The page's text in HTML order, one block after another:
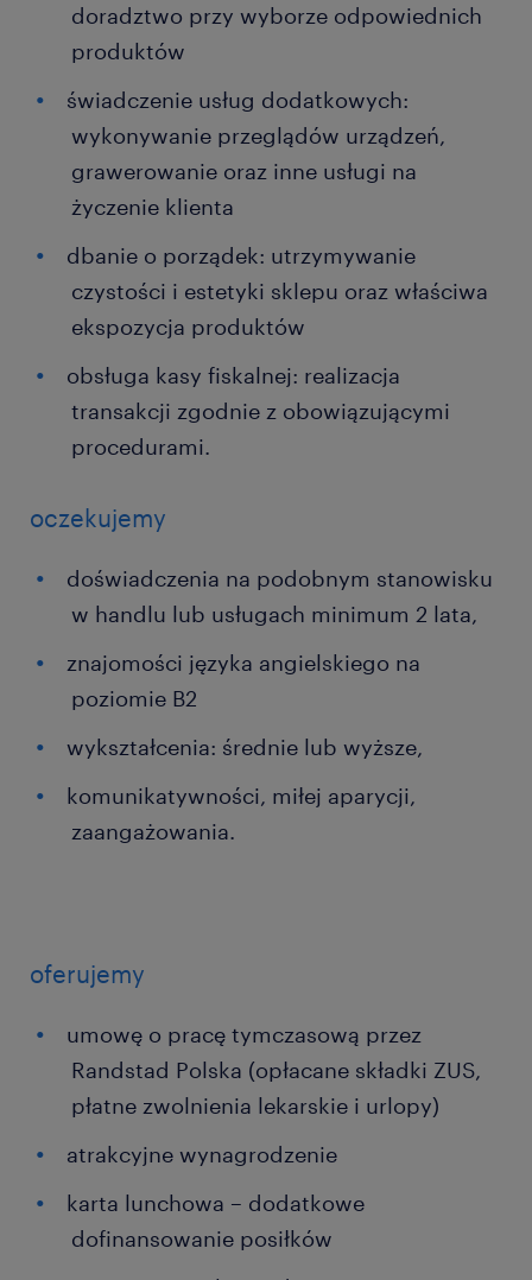
doradztwo przy wyborze odpowiednich
produktów
świadczenie usług dodatkowych:
wykonywanie przeglądów urządzeń,
grawerowanie oraz inne usługi na
życzenie klienta
dbanie o porządek: utrzymywanie
czystości i estetyki sklepu oraz właściwa
ekspozycja produktów
obsługa kasy fiskalnej: realizacja
transakcji zgodnie z obowiązującymi
procedurami.
oczekujemy
doświadczenia na podobnym stanowisku
w handlu lub usługach minimum 2 lata,
znajomości języka angielskiego na
poziomie B2
wykształcenia: średnie lub wyższe,
komunikatywności, miłej aparycji,
zaangażowania.
oferujemy
umowę o pracę tymczasową przez
Randstad Polska (opłacane składki ZUS,
płatne zwolnienia lekarskie i urlopy)
atrakcyjne wynagrodzenie
karta lunchowa – dodatkowe
dofinansowanie posiłków